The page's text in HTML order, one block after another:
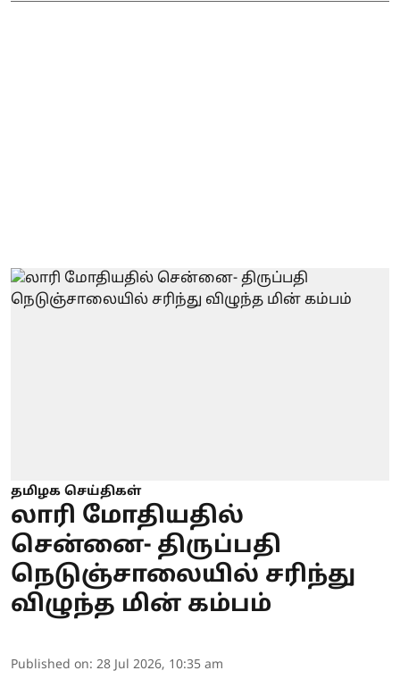
தமிழக செய்திகள்
லாரி மோதியதில்
சென்னை- திருப்பதி
நெடுஞ்சாலையில் சரிந்து
விழுந்த மின் கம்பம்
Published on: 28 Jul 2026, 10:35 am